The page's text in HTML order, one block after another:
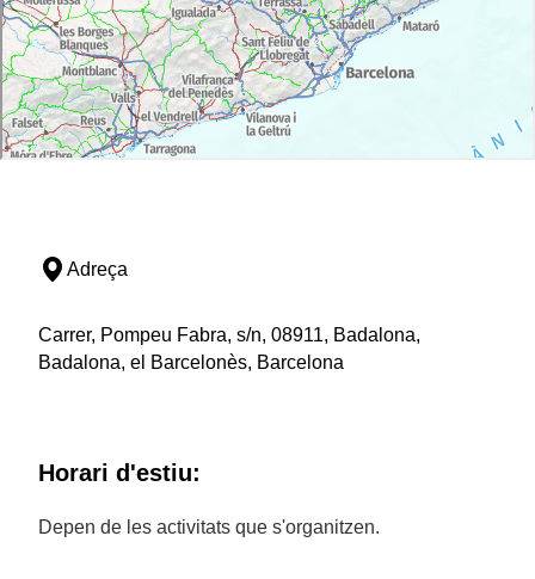
Adreça
Carrer, Pompeu Fabra, s/n, 08911, Badalona,
Badalona, el Barcelonès, Barcelona
Horari d'estiu:
Depen de les activitats que s'organitzen.